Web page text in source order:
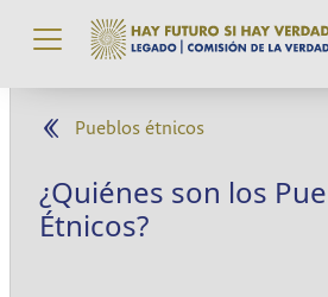
Pasar al contenido principal
Pueblos étnicos
¿Quiénes son los
Étnicos?